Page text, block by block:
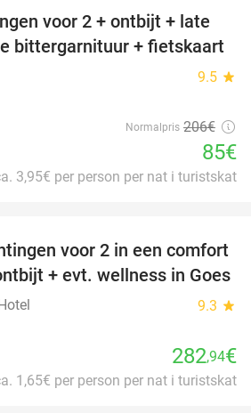
59%
voor 2 + ontbijt + late
bittergarnituur + fietskaart
9.5 star
Normalpris 206€
85€
3,95€ per person per nat i turistskat
voor 2 in een comfort
+ evt. wellness in Goes
9.3 star
282,94€
1,65€ per person per nat i turistskat